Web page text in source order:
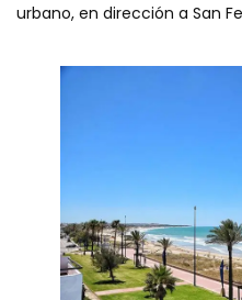
urbano, en dirección a San